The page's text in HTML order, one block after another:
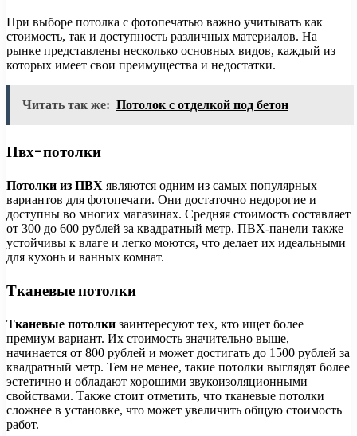
При выборе потолка с фотопечатью важно учитывать как
стоимость, так и доступность различных материалов. На
рынке представлены несколько основных видов, каждый из
которых имеет свои преимущества и недостатки.
Читать так же: Потолок с отделкой под бетон
Пвх-потолки
Потолки из ПВХ являются одним из самых популярных
вариантов для фотопечати. Они достаточно недорогие и
доступны во многих магазинах. Средняя стоимость составляет
от 300 до 600 рублей за квадратный метр. ПВХ-панели также
устойчивы к влаге и легко моются, что делает их идеальными
для кухонь и ванных комнат.
Тканевые потолки
Тканевые потолки заинтересуют тех, кто ищет более
премиум вариант. Их стоимость значительно выше,
начинается от 800 рублей и может достигать до 1500 рублей за
квадратный метр. Тем не менее, такие потолки выглядят более
эстетично и обладают хорошими звукоизоляционными
свойствами. Также стоит отметить, что тканевые потолки
сложнее в установке, что может увеличить общую стоимость
работ.